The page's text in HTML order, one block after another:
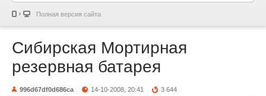
Полная версия сайта
Сибирская Мортирная
резервная батарея
996d67df0d686ca 14-10-2008, 20:41 3 644